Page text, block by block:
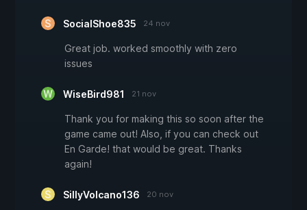
SocialShoe835 24 nov
Great job. worked smoothly with zero
issues
WiseBird981 21 nov
Thank you for making this so soon after the
game came out! Also, if you can check out
En Garde! that would be great. Thanks
again!
SillyVolcano136 20 nov